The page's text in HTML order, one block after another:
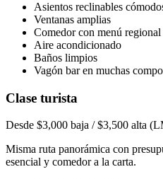
Asientos reclinables
Ventanas amplias
Comedor con menú regional
Aire acondicionado
Baños limpios
Vagón bar en muchas
Clase turista
Desde $3,000 baja / $3,500 alta
Misma ruta panorámica con
esencial y comedor a la carta.